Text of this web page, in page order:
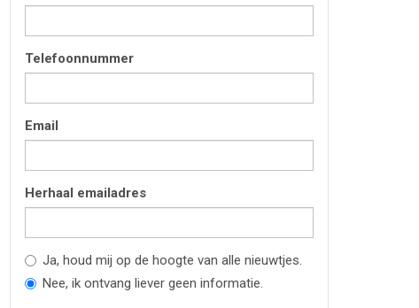
Telefoonnummer
Email
Herhaal emailadres
Ja, houd mij op de hoogte van alle nieuwtjes.
Nee, ik ontvang liever geen informatie.